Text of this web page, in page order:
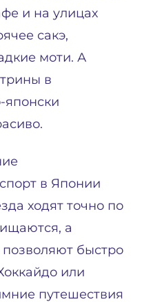
и на улицах
сакэ,
моти. А
в
японски
в Японии
ходят точно по
а
быстро
или
путешествия